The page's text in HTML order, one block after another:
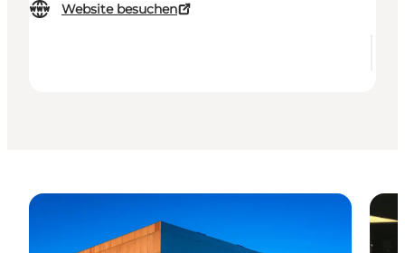
Website besuchen